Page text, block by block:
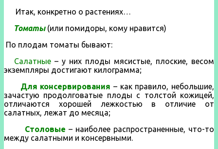
Итак, конкретно о растениях…
Томаты (или помидоры, кому нравится)
По плодам томаты бывают:
Салатные – у них плоды мясистые, плоские, весом
экземпляры достигают килограмма;
Для консервирования – как правило, небольшие,
зачастую продолговатые плоды с толстой кожицей,
отличаются хорошей лежкостью в отличие от
салатных, лежат до месяца;
Столовые – наиболее распространенные, что-то
между салатными и консервными.